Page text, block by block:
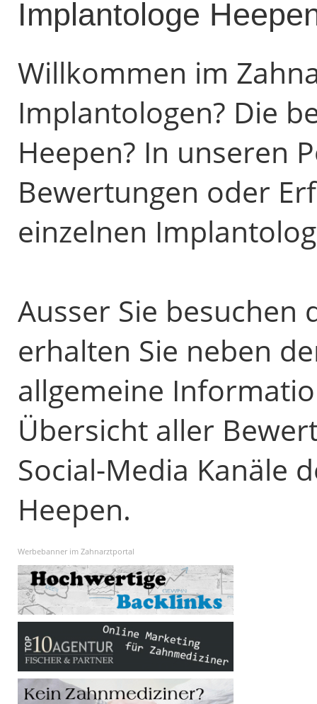
Implantologe
Willkommen im
Implantologen? Die
Heepen? In unseren
Bewertungen oder
einzelnen
Ausser Sie besuchen
erhalten Sie neben
allgemeine
Übersicht aller
Social-Media Kanäle
Heepen.
Werbebanner im Zahnarztportal